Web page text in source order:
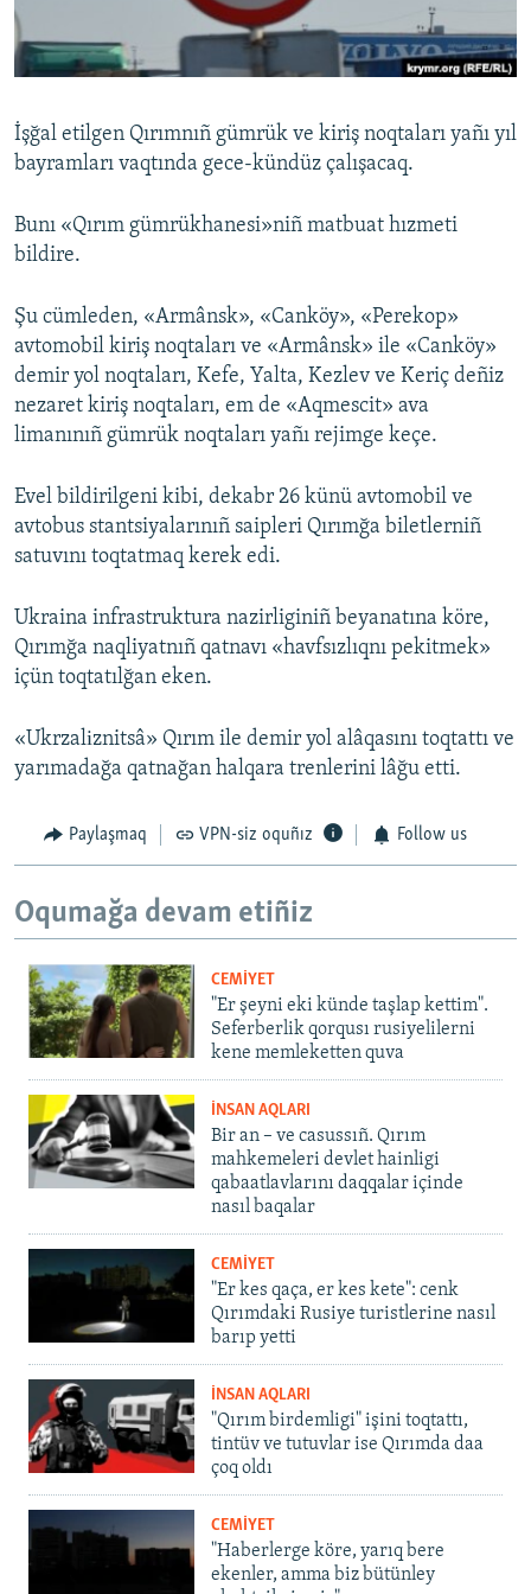
Русский
Українською
QOŞULIÑIZ!
RFE/RS bütün saytları
İşğal etilgen Qırımnıñ gümrük ve kiriş noqtaları yañı yıl
bayramları vaqtında gece-kündüz çalışacaq.
Bunı «Qırım gümrükhanesi»niñ matbuat hızmeti
bildire.
Şu cümleden, «Armânsk», «Canköy», «Perekop»
avtomobil kiriş noqtaları ve «Armânsk» ile «Canköy»
demir yol noqtaları, Kefe, Yalta, Kezlev ve Keriç deñiz
nezaret kiriş noqtaları, em de «Aqmescit» ava
limanınıñ gümrük noqtaları yañı rejimge keçe.
Evel bildirilgeni kibi, dekabr 26 künü avtomobil ve
avtobus stantsiyalarınıñ saipleri Qırımğa biletlerniñ
satuvını toqtatmaq kerek edi.
Ukraina infrastruktura nazirliginiñ beyanatına köre,
Qırımğa naqliyatnıñ qatnavı «havfsızlıqnı pekitmek»
içün toqtatılğan eken.
«Ukrzalіznitsâ» Qırım ile demir yol alâqasını toqtattı ve
yarımadağa qatnağan halqara trenlerini lâğu etti.
Paylaşmaq VPN-siz oquñız Follow us
Oqumağa devam etiñiz
CEMİYET
"Er şeyni eki künde taşlap kettim".
Seferberlik qorqusı rusiyelilerni
kene memleketten quva
İNSAN AQLARI
Bir an – ve casussıñ. Qırım
mahkemeleri devlet hainligi
qabaatlavlarını daqqalar içinde
nasıl baqalar
CEMİYET
"Er kes qaça, er kes kete": cenk
Qırımdaki Rusiye turistlerine nasıl
barıp yetti
İNSAN AQLARI
"Qırım birdemligi" işini toqtattı,
tintüv ve tutuvlar ise Qırımda daa
çoq oldı
CEMİYET
"Haberlerge köre, yarıq bere
ekenler, amma biz bütünley